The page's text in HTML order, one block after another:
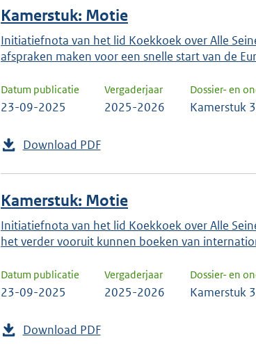
Kamerstuk: Motie
Initiatiefnota van het lid Koekkoek over Alle
afspraken maken voor een snelle start van de
Datum publicatie
23-09-2025
Vergaderjaar
2025-2026
Dossier- en
Kamerstuk
Download PDF
Kamerstuk: Motie
Initiatiefnota van het lid Koekkoek over Alle
het verder vooruit kunnen boeken van
Datum publicatie
23-09-2025
Vergaderjaar
2025-2026
Dossier- en
Kamerstuk
Download PDF